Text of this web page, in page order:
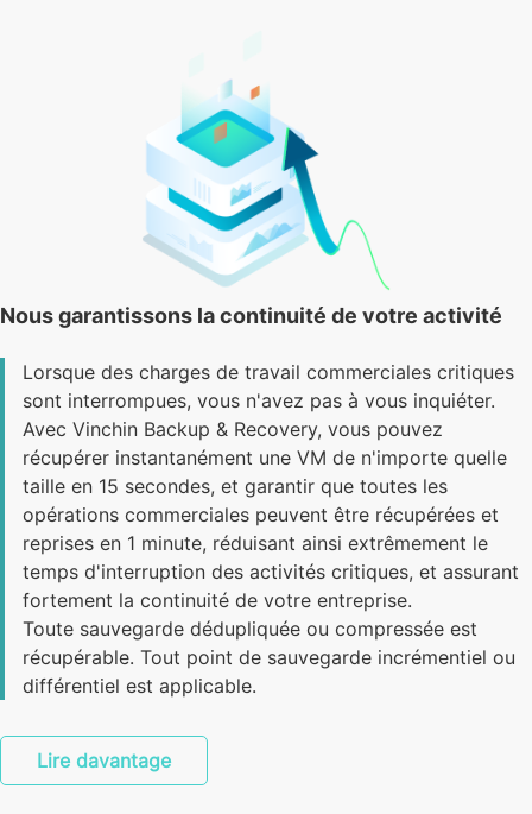
Nous garantissons la continuité de votre activité
Lorsque des charges de travail commerciales critiques
sont interrompues, vous n'avez pas à vous inquiéter.
Avec Vinchin Backup & Recovery, vous pouvez
récupérer instantanément une VM de n'importe quelle
taille en 15 secondes, et garantir que toutes les
opérations commerciales peuvent être récupérées et
reprises en 1 minute, réduisant ainsi extrêmement le
temps d'interruption des activités critiques, et assurant
fortement la continuité de votre entreprise.
Toute sauvegarde dédupliquée ou compressée est
récupérable. Tout point de sauvegarde incrémentiel ou
différentiel est applicable.
Lire davantage